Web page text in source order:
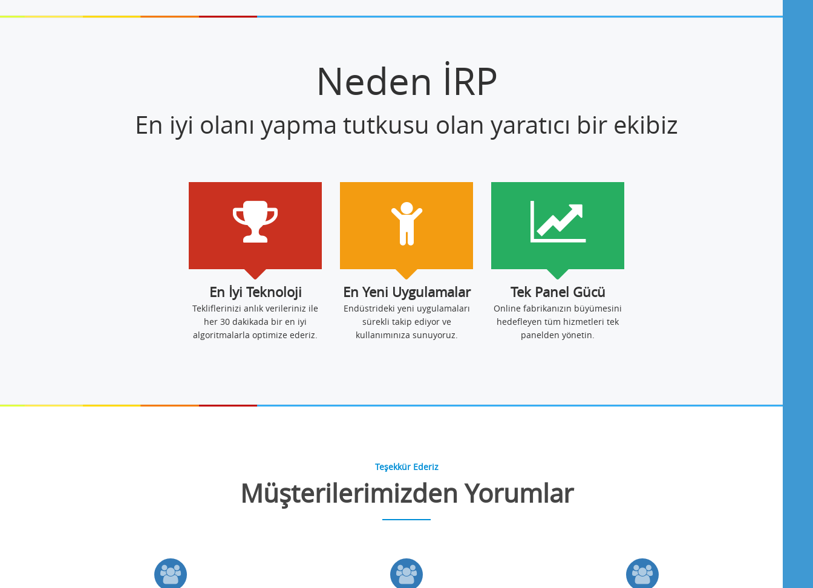
Neden İRP
En iyi olanı yapma tutkusu olan yaratıcı bir ekibiz
En İyi Teknoloji
Tekliflerinizi anlık verileriniz ile
her 30 dakikada bir en iyi
algoritmalarla optimize ederiz.
En Yeni Uygulamalar
Endüstrideki yeni uygulamaları
sürekli takip ediyor ve
kullanımınıza sunuyoruz.
Tek Panel Gücü
Online fabrikanızın büyümesini
hedefleyen tüm hizmetleri tek
panelden yönetin.
Teşekkür Ederiz
Müşterilerimizden Yorumlar